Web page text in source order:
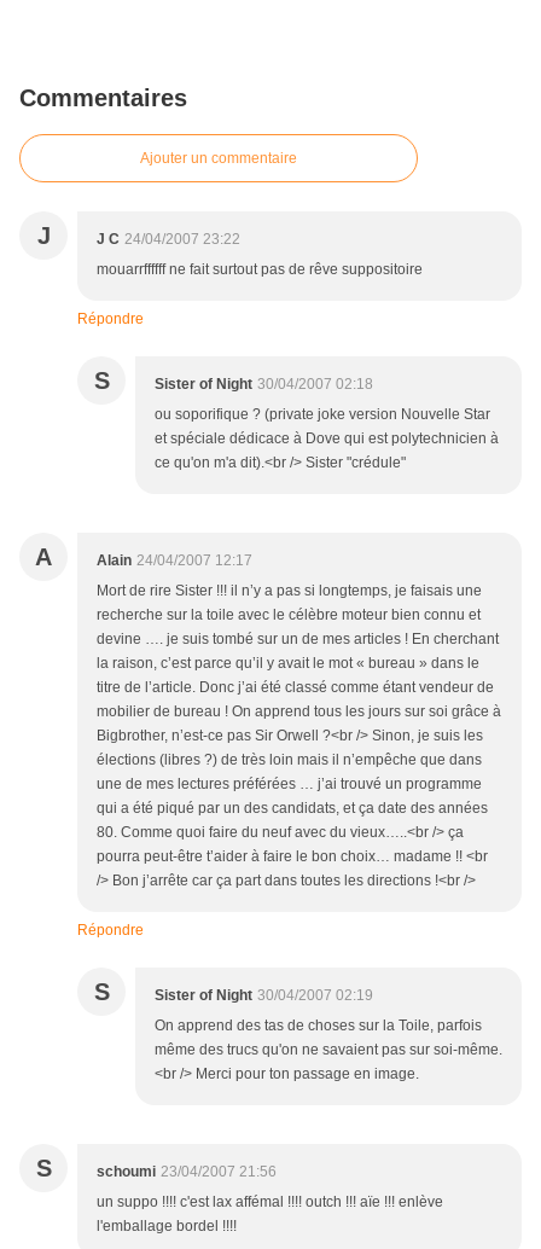
Commentaires
Ajouter un commentaire
J J C 24/04/2007 23:22
mouarrffffff ne fait surtout pas de rêve suppositoire
Répondre
S Sister of Night 30/04/2007 02:18
ou soporifique ? (private joke version Nouvelle Star
et spéciale dédicace à Dove qui est polytechnicien à
ce qu'on m'a dit).<br /> Sister "crédule"
A Alain 24/04/2007 12:17
Mort de rire Sister !!! il n’y a pas si longtemps, je faisais une
recherche sur la toile avec le célèbre moteur bien connu et
devine …. je suis tombé sur un de mes articles ! En cherchant
la raison, c’est parce qu’il y avait le mot « bureau » dans le
titre de l’article. Donc j’ai été classé comme étant vendeur de
mobilier de bureau ! On apprend tous les jours sur soi grâce à
Bigbrother, n’est-ce pas Sir Orwell ?<br /> Sinon, je suis les
élections (libres ?) de très loin mais il n’empêche que dans
une de mes lectures préférées … j’ai trouvé un programme
qui a été piqué par un des candidats, et ça date des années
80. Comme quoi faire du neuf avec du vieux…..<br /> ça
pourra peut-être t’aider à faire le bon choix… madame !! <br
/> Bon j’arrête car ça part dans toutes les directions !<br />
Répondre
S Sister of Night 30/04/2007 02:19
On apprend des tas de choses sur la Toile, parfois
même des trucs qu'on ne savaient pas sur soi-même.
<br /> Merci pour ton passage en image.
S schoumi 23/04/2007 21:56
un suppo !!!! c'est lax affémal !!!! outch !!! aïe !!! enlève
l'emballage bordel !!!!